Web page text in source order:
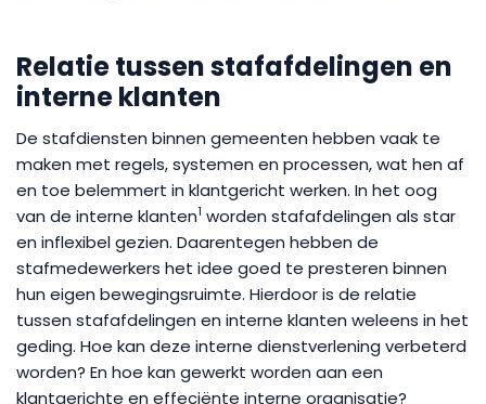
Relatie tussen stafafdelingen en
interne klanten
De stafdiensten binnen gemeenten hebben vaak te
maken met regels, systemen en processen, wat hen af
en toe belemmert in klantgericht werken. In het oog
van de interne klanten1 worden stafafdelingen als star
en inflexibel gezien. Daarentegen hebben de
stafmedewerkers het idee goed te presteren binnen
hun eigen bewegingsruimte. Hierdoor is de relatie
tussen stafafdelingen en interne klanten weleens in het
geding. Hoe kan deze interne dienstverlening verbeterd
worden? En hoe kan gewerkt worden aan een
klantgerichte en effeciënte interne organisatie?